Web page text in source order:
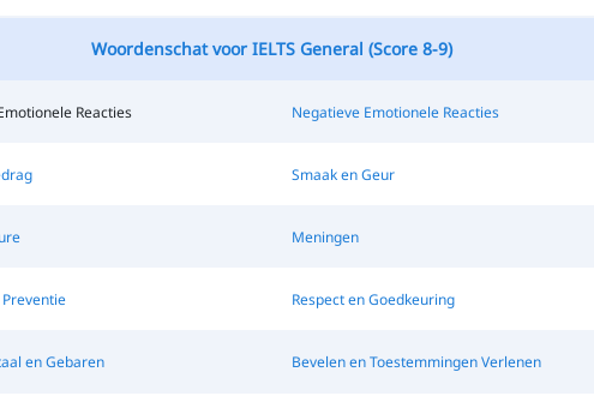
Woordenschat voor IELTS General (Score 8-9)
Reacties Negatieve Emotionele Reacties
Smaak en Geur
Meningen
Respect en Goedkeuring
en Gebaren Bevelen en Toestemmingen Verlenen